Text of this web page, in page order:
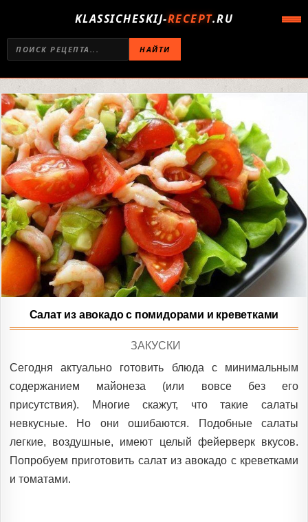
KLASSICHESKIJ-RECEPT.RU
НАЙТИ
Салат из авокадо с помидорами и креветками
POSTED
ЗАКУСКИ
Сегодня актуально готовить блюда с минимальным
содержанием майонеза (или вовсе без его
присутствия). Многие скажут, что такие салаты
невкусные. Но они ошибаются. Подобные салаты
легкие, воздушные, имеют целый фейерверк вкусов.
Попробуем приготовить салат из авокадо с креветками
и томатами.